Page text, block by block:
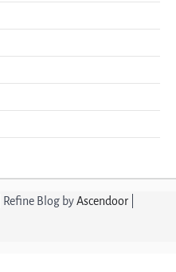
| Refine Blog byAscendoor